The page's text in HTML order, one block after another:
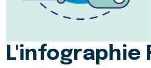
L'infographie